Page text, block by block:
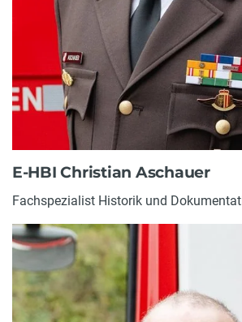
E-HBI Christian Aschauer
Fachspezialist Historik und